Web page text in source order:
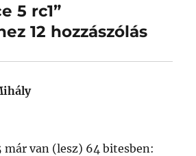
5 rc1”
12 hozzászólás
szerint:
már van (lesz) 64 bitesben: